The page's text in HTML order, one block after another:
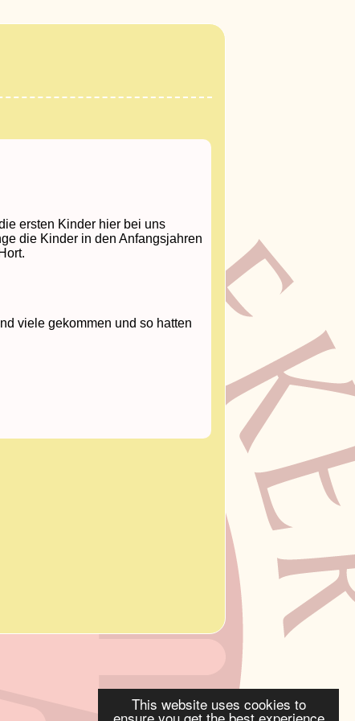
This website uses cookies to
ersten Kinder hier bei uns
die Kinder in den Anfangsjahren
viele gekommen und so hatten